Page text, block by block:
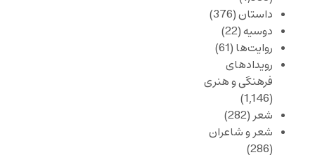
داستان(376)
دوسیه(22)
روایت‌ها (61)
رویدادهای
فرهنگی و هنری
(1,146)
شعر(282)
شعر و شاعران
(286)